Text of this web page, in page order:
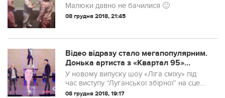
Малюки давно не бачилися 🙂
08 грудня 2018, 21:45
Відео відразу стало мегапопулярним.
Донька артиста з «Квартал 95»
зробила пародію на батька (ВІДЕО)
У новому випуску шоу «Ліга сміху» під
час виступу “Луганської збірної” на сцену
вийшла 10-річна Варвара Кошова –
08 грудня 2018, 19:17